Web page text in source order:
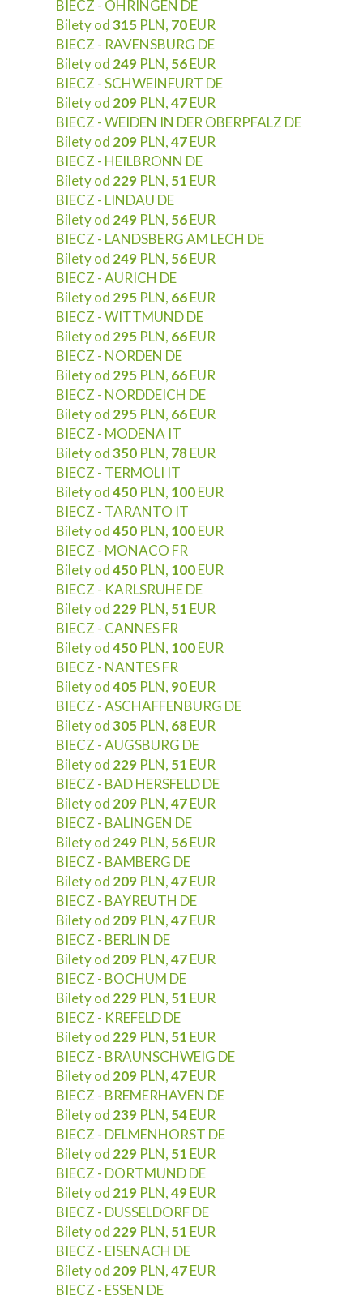
BIECZ - OHRINGEN DE
Bilety od315 PLN, 70EUR
BIECZ - RAVENSBURG DE
Bilety od 249 PLN, 56EUR
BIECZ - SCHWEINFURT DE
Bilety od 209 PLN,47EUR
BIECZ - WEIDEN IN DER OBERPFALZ DE
Bilety od 209 PLN,47EUR
BIECZ - HEILBRONN DE
Bilety od 229 PLN, 51 EUR
BIECZ - LINDAU DE
Bilety od 249 PLN, 56EUR
BIECZ - LANDSBERG AM LECH DE
Bilety od 249 PLN, 56EUR
BIECZ - AURICH DE
Bilety od 295 PLN, 66EUR
BIECZ - WITTMUND DE
Bilety od 295 PLN, 66EUR
BIECZ - NORDEN DE
Bilety od 295 PLN, 66EUR
BIECZ - NORDDEICH DE
Bilety od 295 PLN, 66EUR
BIECZ - MODENA IT
Bilety od350 PLN, 78EUR
BIECZ - TERMOLI IT
Bilety od450 PLN, 100EUR
BIECZ - TARANTO IT
Bilety od450 PLN, 100EUR
BIECZ - MONACO FR
Bilety od450 PLN, 100EUR
BIECZ - KARLSRUHE DE
Bilety od 229 PLN, 51 EUR
BIECZ - CANNES FR
Bilety od450 PLN, 100EUR
BIECZ - NANTES FR
Bilety od405 PLN, 90EUR
BIECZ - ASCHAFFENBURG DE
Bilety od305 PLN, 68EUR
BIECZ - AUGSBURG DE
Bilety od 229 PLN, 51 EUR
BIECZ - BAD HERSFELD DE
Bilety od 209 PLN,47EUR
BIECZ - BALINGEN DE
Bilety od 249 PLN, 56EUR
BIECZ - BAMBERG DE
Bilety od 209 PLN,47EUR
BIECZ - BAYREUTH DE
Bilety od 209 PLN,47EUR
BIECZ - BERLIN DE
Bilety od 209 PLN,47EUR
BIECZ - BOCHUM DE
Bilety od 229 PLN, 51 EUR
BIECZ - KREFELD DE
Bilety od 229 PLN, 51 EUR
BIECZ - BRAUNSCHWEIG DE
Bilety od 209 PLN,47EUR
BIECZ - BREMERHAVEN DE
Bilety od 239 PLN, 54EUR
BIECZ - DELMENHORST DE
Bilety od 229 PLN, 51 EUR
BIECZ - DORTMUND DE
Bilety od 219 PLN,49EUR
BIECZ - DUSSELDORF DE
Bilety od 229 PLN, 51 EUR
BIECZ - EISENACH DE
Bilety od 209 PLN,47EUR
BIECZ - ESSEN DE